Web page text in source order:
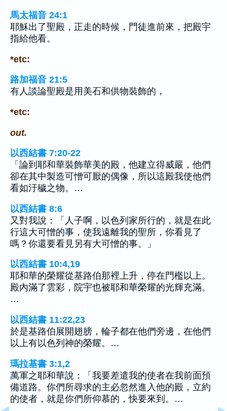
馬太福音 24:1
耶穌出了聖殿，正走的時候，門徒進前來，把殿宇
指給他看。
*etc:
路加福音 21:5
有人談論聖殿是用美石和供物裝飾的，
*etc:
out.
以西結書 7:20-22
「論到耶和華裝飾華美的殿，他建立得威嚴，他們
卻在其中製造可憎可厭的偶像，所以這殿我使他們
看如汙穢之物。…
以西結書 8:6
又對我說：「人子啊，以色列家所行的，就是在此
行這大可憎的事，使我遠離我的聖所，你看見了
嗎？你還要看見另有大可憎的事。」
以西結書 10:4,19
耶和華的榮耀從基路伯那裡上升，停在門檻以上。
殿內滿了雲彩，院宇也被耶和華榮耀的光輝充滿。
…
以西結書 11:22,23
於是基路伯展開翅膀，輪子都在他們旁邊，在他們
以上有以色列神的榮耀。…
瑪拉基書 3:1,2
萬軍之耶和華說：「我要差遣我的使者在我前面預
備道路。你們所尋求的主必忽然進入他的殿，立約
的使者，就是你們所仰慕的，快要來到。…